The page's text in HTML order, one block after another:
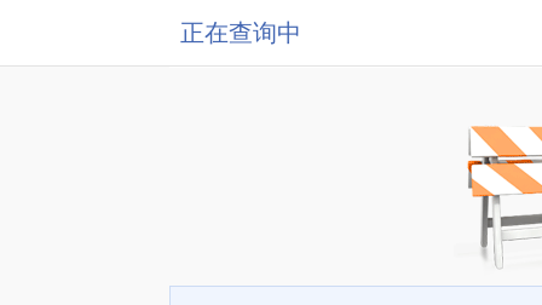
正在查询中